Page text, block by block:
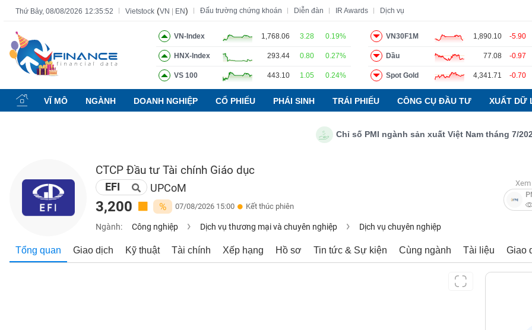
Thứ Bảy, 08/08/2026 12:35:53 Vietstock (VN EN) Đấu trường chứng khoán Diễn đàn IR Awards Dịch vụ
VN-Index 1,768.06 3.28 0.19%
HNX-Index 293.44 0.80 0.27%
VS 100 443.10 1.05 0.24%
VN30F1M 1,890.10 -5.90
Dầu 77.08 -0.97
Spot Gold 4,341.71 -0.70
VĨ MÔ NGÀNH DOANH NGHIỆP CỔ PHIẾU PHÁI SINH TRÁI PHIẾU CÔNG CỤ ĐẦU TƯ XUẤT DỮ
Chỉ số PMI ngành sản xuất Việt Nam tháng 7/2026:
CTCP Đầu tư Tài chính Giáo dục
EFI UPCoM
3,200 % 07/08/2026 15:00 Kết thúc phiên
Ngành: Công nghiệp Dịch vụ thương mại và chuyên nghiệp Dịch vụ chuyên nghiệp
Tổng quan Giao dịch Kỹ thuật Tài chính Xếp hạng Hồ sơ Tin tức & Sự kiện Cùng ngành Tài liệu Giao
Tất cả Tính năng Ngành Mã chứng khoán Lãnh đạo Báo cáo phân tích Thuật ngữ
Tính
năng
(-)
CHỨNG
KHOÁN
NGHIỆP